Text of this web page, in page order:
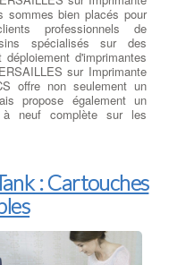
sommes bien placés pour
professionnels de
spécialisés sur des
d'imprimantes
sur Imprimante
offre non seulement un
propose également un
neuf complète sur les
: Cartouches